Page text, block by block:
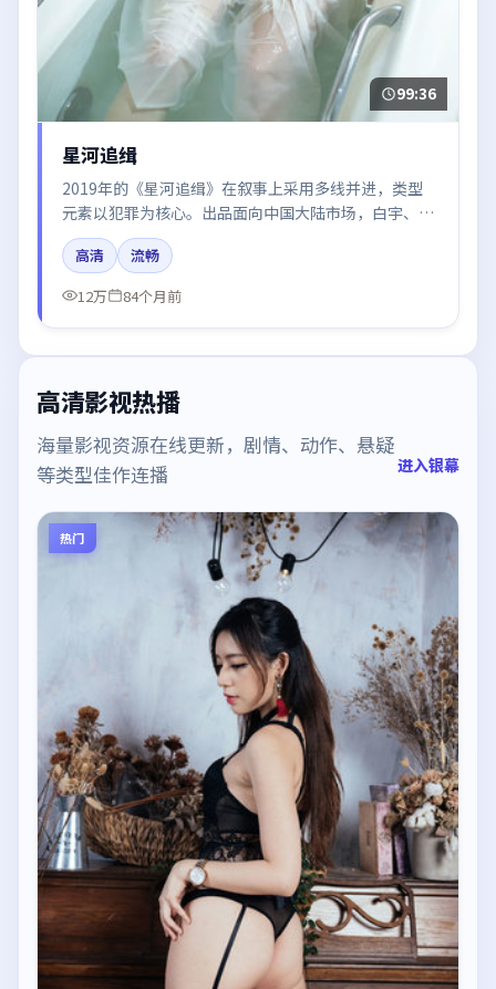
99:36
星河追缉
2019年的《星河追缉》在叙事上采用多线并进，类型
元素以犯罪为核心。出品面向中国大陆市场，白宇、雷
佳音、周冬雨、于和伟所饰角色推动关键反转，结尾留
白引发讨论。
高清
流畅
12万
84个月前
高清影视热播
海量影视资源在线更新，剧情、动作、悬疑
等类型佳作连播
进入银幕
热门